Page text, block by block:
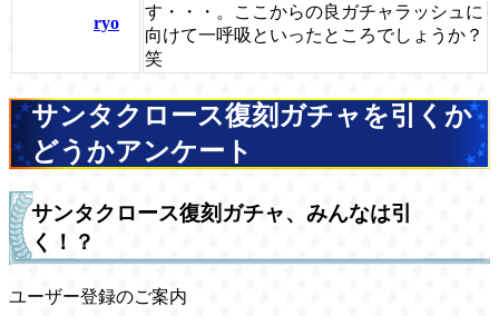
ryo
す・・・。ここからの良ガチャラッシュに
向けて一呼吸といったところでしょうか？
笑
サンタクロース復刻ガチャを引くか
どうかアンケート
サンタクロース復刻ガチャ、みんなは引
く！？
ユーザー登録のご案内